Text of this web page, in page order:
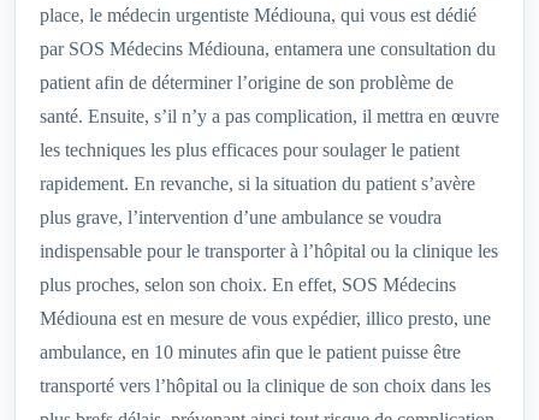
place, le médecin urgentiste Médiouna, qui vous est dédié
par SOS Médecins Médiouna, entamera une consultation du
patient afin de déterminer l’origine de son problème de
santé. Ensuite, s’il n’y a pas complication, il mettra en œuvre
les techniques les plus efficaces pour soulager le patient
rapidement. En revanche, si la situation du patient s’avère
plus grave, l’intervention d’une ambulance se voudra
indispensable pour le transporter à l’hôpital ou la clinique les
plus proches, selon son choix. En effet, SOS Médecins
Médiouna est en mesure de vous expédier, illico presto, une
ambulance, en 10 minutes afin que le patient puisse être
transporté vers l’hôpital ou la clinique de son choix dans les